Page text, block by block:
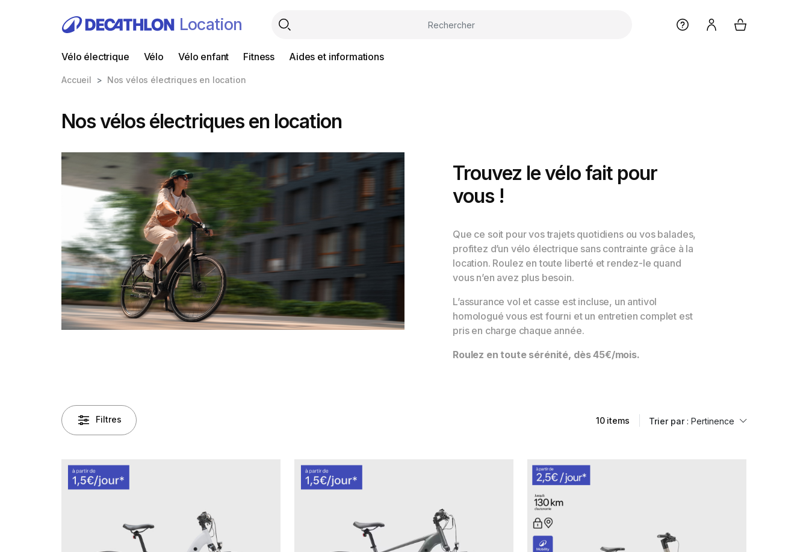
Location
Vélo électrique Vélo Vélo enfant Fitness Aides et informations
Accueil Nos vélos électriques en location
Nos vélos électriques en location
Filtres 10 items Trier par : Pertinence
Trouvez le vélo fait pour
vous !
Que ce soit pour vos trajets quotidiens ou vos balades,
profitez d’un vélo électrique sans contrainte grâce à la
location. Roulez en toute liberté et rendez-le quand
vous n’en avez plus besoin.
L’assurance vol et casse est incluse, un antivol
homologué vous est fourni et un entretien complet est
pris en charge chaque année.
Roulez en toute sérénité, dès 45€/mois.